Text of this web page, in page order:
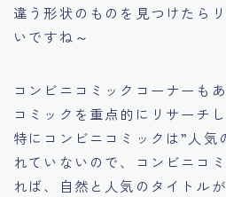
違う形状のものを見つけたら
いですね～
コンビニコミックコーナーも
コミックを重点的にリサーチ
特にコンビニコミックは”人気
れていないので、コンビニコ
れば、自然と人気のタイトル